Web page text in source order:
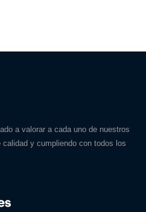
a valorar a cada uno de nuestros
y cumpliendo con todos los